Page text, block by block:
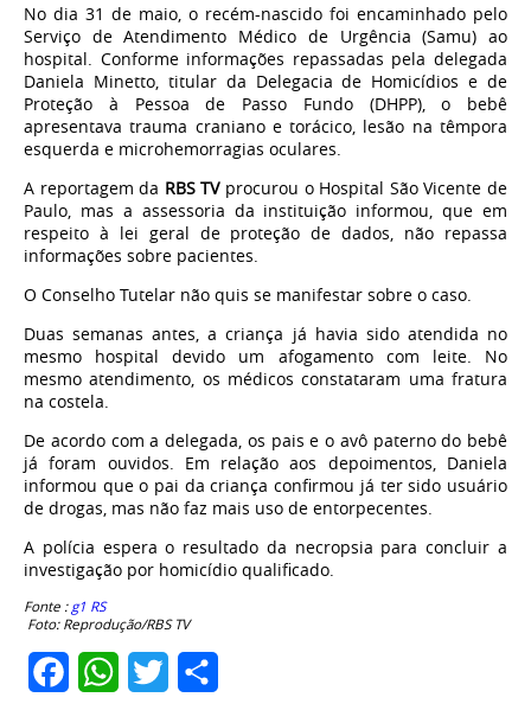
No dia 31 de maio, o recém-nascido foi encaminhado pelo
Serviço de Atendimento Médico de Urgência (Samu) ao
hospital. Conforme informações repassadas pela delegada
Daniela Minetto, titular da Delegacia de Homicídios e de
Proteção à Pessoa de Passo Fundo (DHPP), o bebê
apresentavatrauma craniano e torácico, lesão na têmpora
esquerda e microhemorragias oculares.
A reportagem da RBS TVprocurou o Hospital São Vicente de
Paulo, mas a assessoria da instituição informou, que em
respeito à lei geral de proteção de dados, não repassa
informações sobre pacientes.
O Conselho Tutelar não quis se manifestar sobre o caso.
Duas semanas antes, a criança já havia sido atendida no
mesmo hospital devido um afogamento com leite. No
mesmo atendimento, os médicos constataram uma fratura
na costela.
De acordo com a delegada, os pais e o avô paterno do bebê
já foram ouvidos. Em relação aos depoimentos, Daniela
informou que o pai da criança confirmou já ter sido usuário
de drogas, mas não faz mais uso de entorpecentes.
A polícia espera o resultado da necropsia para concluir a
investigação por homicídio qualificado.
Fonte :g1 RS
Foto: Reprodução/RBS TV
FacebookWhatsApp
Twitter